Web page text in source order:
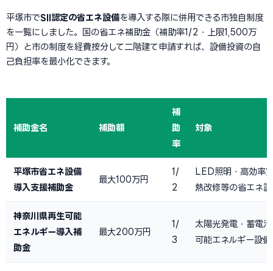
平塚市でSII認定の省エネ設備を導入する際に併用できる市独自制度
を一覧にしました。国の省エネ補助金（補助率1/2・上限1,500万
円）と市の制度を経費按分して二階建て申請すれば、設備投資の自
己負担率を最小化できます。
補助金名 補助額
補
助
率
対象
平塚市省エネ設備
導入支援補助金
最大100万円
1/
2
LED照明・高効率
熱改修等の省エネ
神奈川県再生可能
エネルギー導入補
助金
最大200万円
1/
3
太陽光発電・蓄電
可能エネルギー設